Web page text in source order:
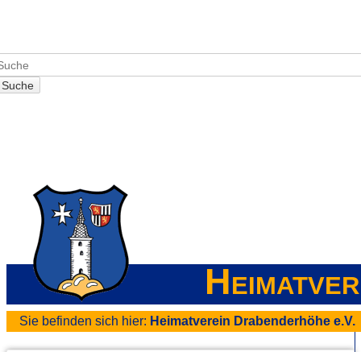
Suche
Sie befinden sich hier: Heimatverein Drabenderhöhe e.V.